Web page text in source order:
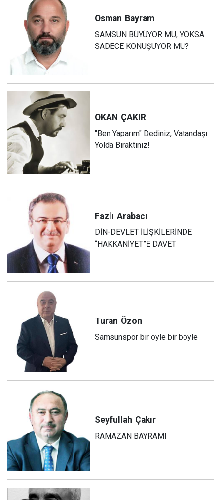
Osman Bayram
SAMSUN BÜYÜYOR MU, YOKSA
SADECE KONUŞUYOR MU?
OKAN ÇAKIR
"Ben Yaparım" Dediniz, Vatandaşı
Yolda Bıraktınız!
Fazlı Arabacı
DİN-DEVLET İLİŞKİLERİNDE
“HAKKANİYET”E DAVET
Turan Özön
Samsunspor bir öyle bir böyle
Seyfullah Çakır
RAMAZAN BAYRAMI